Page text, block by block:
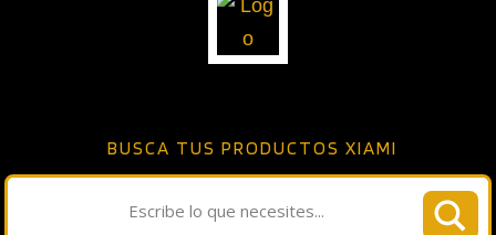
BUSCA TUS PRODUCTOS XIAMI